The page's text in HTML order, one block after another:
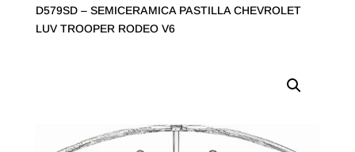
D579SD – SEMICERAMICA PASTILLA CHEVROLET
LUV TROOPER RODEO V6